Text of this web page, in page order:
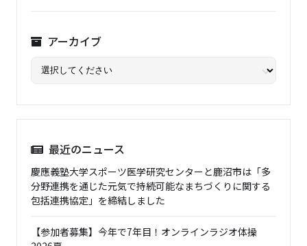
アーカイブ
最近のニュース
慶應義塾大学スポーツ医学研究センターと鹿沼市は「多
分野連携を通じた元気で持続可能なまちづくりに関する
包括連携協定」を締結しました
【参加者募集】今年で7年目！オンラインラジオ体操